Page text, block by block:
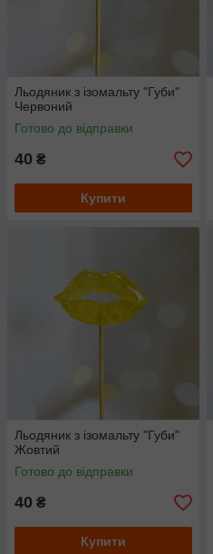
Льодяник з ізомальту "Губи"
Червоний
Готово до відправки
40 ₴
Купити
Льодяник з ізомальту "Губи"
Жовтий
Готово до відправки
40 ₴
Купити